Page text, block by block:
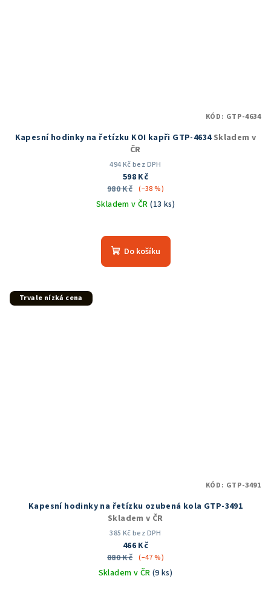
Kapesní hodinky na řetízku KOI kapři GTP-4634Skladem v
ČR
494 Kč bez DPH
598 Kč
980 Kč (–38 %)
Skladem v ČR(13 ks)
hodnocení
produktu
Do košíku
KÓD: GTP-4634
Trvale nízká cena
Kapesní hodinky na řetízku ozubená kola GTP-3491
Skladem v ČR
385 Kč bez DPH
466 Kč
880 Kč (–47 %)
Skladem v ČR (9 ks)
KÓD: GTP-3491